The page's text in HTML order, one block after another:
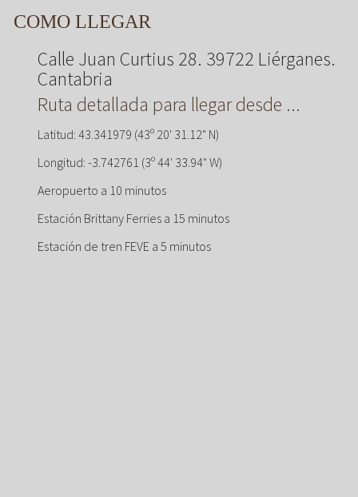
COMO LLEGAR
Calle Juan Curtius 28. 39722 Liérganes.
Cantabria
Ruta detallada para llegar desde ...
Latitud: 43.341979 (43º 20' 31.12" N)
Longitud: -3.742761 (3º 44' 33.94" W)
Aeropuerto a 10 minutos
Estación Brittany Ferries a 15 minutos
Estación de tren FEVE a 5 minutos